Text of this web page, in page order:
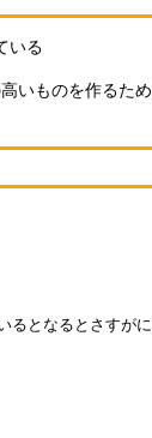
いる
いものを作るた
となるとさすが